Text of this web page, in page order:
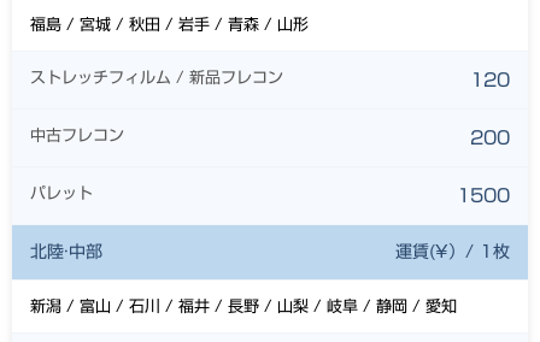
福島 / 宮城 / 秋田 / 岩手 / 青森 / 山形
ストレッチフィルム / 新品フレコン 120
中古フレコン 200
パレット 1500
北陸·中部 運賃(¥）/ 1枚
新潟 / 富山 / 石川 / 福井 / 長野 / 山梨 / 岐阜 / 静岡 / 愛知